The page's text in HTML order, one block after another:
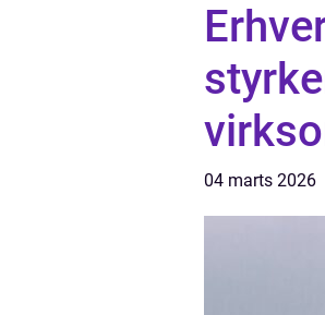
04 marts 2026